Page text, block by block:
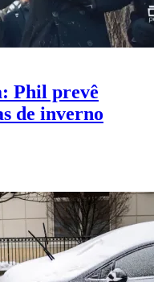
Phil prevê
de inverno